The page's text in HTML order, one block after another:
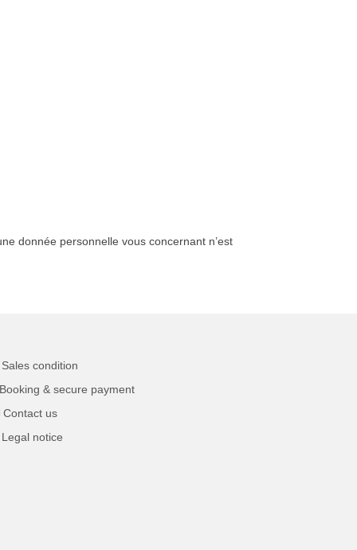
donnée personnelle vous concernant n’est
condition
& secure payment
Contact us
notice